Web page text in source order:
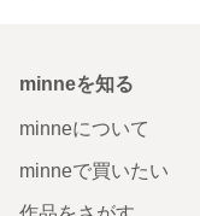
minneを知る
minneについて
minneで買いたい